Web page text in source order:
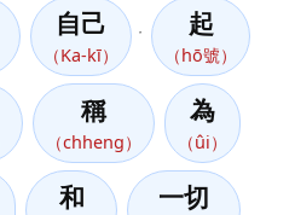
自己
（Ka-kī）
起
（hō號）
稱
（chheng）
為
（ûi）
和 一切